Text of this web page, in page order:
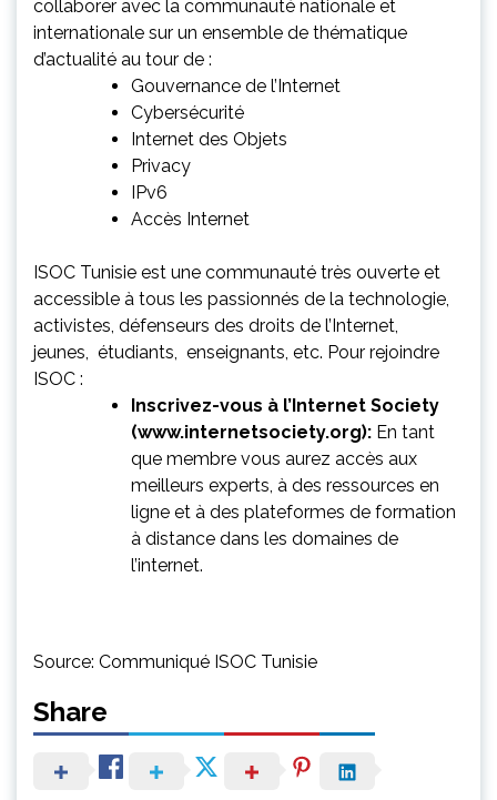
collaborer avec la communauté nationale et
internationale sur un ensemble de thématique
d’actualité au tour de :
Gouvernance de l’Internet
Cybersécurité
Internet des Objets
Privacy
IPv6
Accès Internet
ISOC Tunisie est une communauté très ouverte et
accessible à tous les passionnés de la technologie,
activistes, défenseurs des droits de l’Internet,
jeunes, étudiants, enseignants, etc. Pour rejoindre
ISOC :
Inscrivez-vous à l’Internet Society
(www.internetsociety.org): En tant
que membre vous aurez accès aux
meilleurs experts, à des ressources en
ligne et à des plateformes de formation
à distance dans les domaines de
l’internet.
Source: Communiqué ISOC Tunisie
Share